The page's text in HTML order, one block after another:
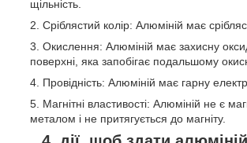
щільність.
Сріблястий колір: Алюміній має
Окислення: Алюміній має захисну
поверхні, яка запобігає подальшому
Провідність: Алюміній має гарну
Магнітні властивості: Алюміній не є
металом і не притягується до магніту.